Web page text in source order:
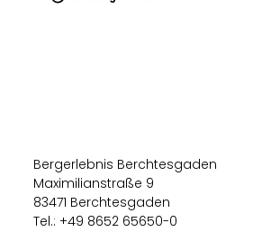
Bergerlebnis Berchtesgaden
Maximilianstraße 9
83471 Berchtesgaden
Tel.: +49 8652 65650-0